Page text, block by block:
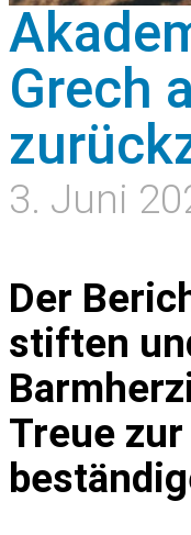
Grech
3. Juni
Der
stiften
Treue